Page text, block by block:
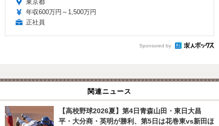
東京都
年収600万円～1,500万円
正社員
Sponsored by
関連ニュース
【高校野球2026夏】第4日青森山田・東日大昌
平・大分商・英明が勝利、第5日は花巻東vs新田ほ